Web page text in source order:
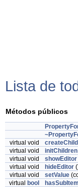
Lista de
Métodos públicos
virtual void
virtual void
initChildren
virtual void
showEditor
virtual void
hideEditor
virtual void
setValue
virtual bool